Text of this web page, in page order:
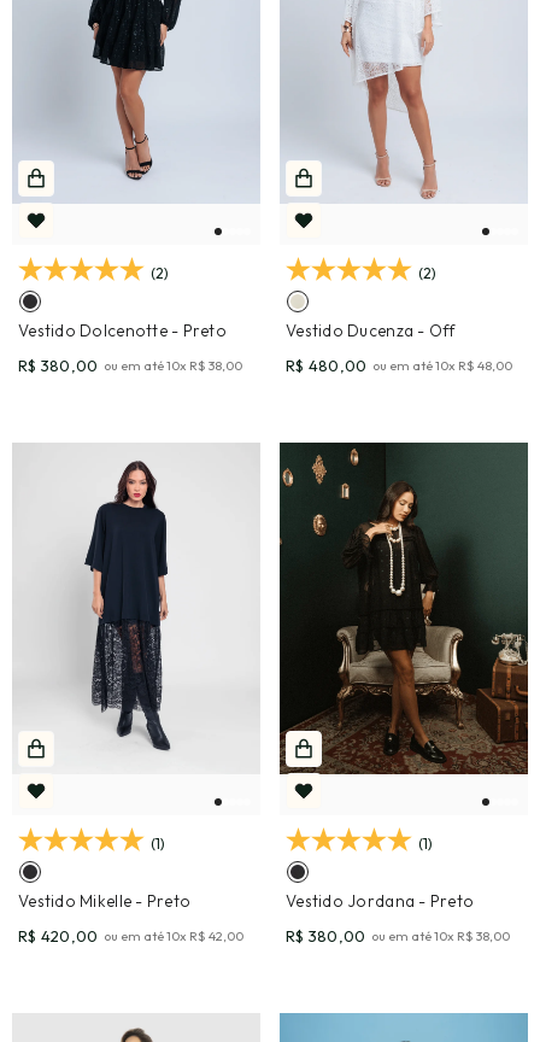
(2)
Vestido Dolcenotte - Preto
R$ 380,00 ou em até10x R$ 38,00
(2)
Vestido Ducenza - Off
R$ 480,00 ou em até10x R$ 48,00
(1)
Vestido Mikelle - Preto
R$ 420,00 ou em até10x R$ 42,00
(1)
Vestido Jordana - Preto
R$ 380,00 ou em até10x R$ 38,00